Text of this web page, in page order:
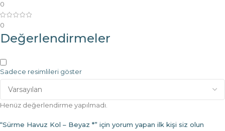
0
0
Değerlendirmeler
Sadece resimlileri göster
Henüz değerlendirme yapılmadı.
“Sürme Havuz Kol – Beyaz *” için yorum yapan ilk kişi siz olun